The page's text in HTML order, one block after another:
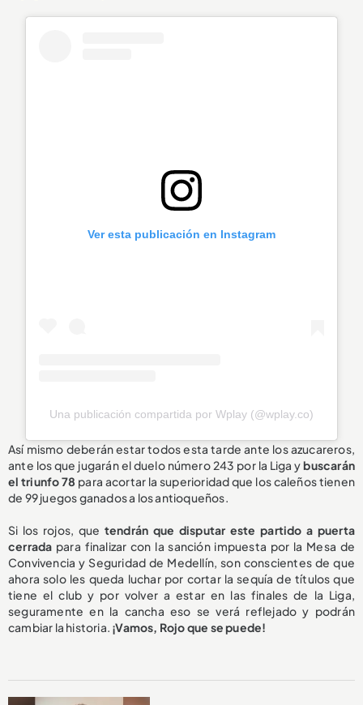
Ver esta publicación en Instagram
Una publicación compartida por Wplay (@wplay.co)
Así mismo deberán estar todos esta tarde ante los azucareros,
ante los que jugarán el duelo número 243 por la Liga ybuscarán
el triunfo 78 para acortar la superioridad que los caleños tienen
de 99 juegos ganados a los antioqueños.
Si los rojos, que tendrán que disputar este partido a puerta
cerrada para finalizar con la sanción impuesta por la Mesa de
Convivencia y Seguridad de Medellín, son conscientes de que
ahora solo les queda luchar por cortar la sequía de títulos que
tiene el club y por volver a estar en las finales de la Liga,
seguramente en la cancha eso se verá reflejado y podrán
cambiar la historia. ¡Vamos, Rojo que se puede!